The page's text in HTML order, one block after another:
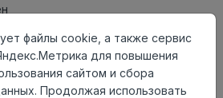
в корзину
файлы cookie, а также сервис
для повышения
сайтом и сбора
Продолжая использовать